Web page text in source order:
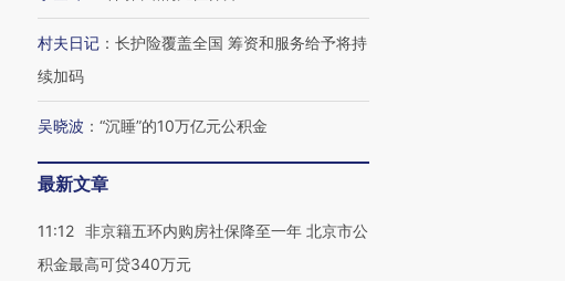
韩国高温创百年纪录 当局
警告停止一切户外活动
视线｜全球最热百城独占
97个 印度如何熬过48°C
38岁梅西上演帽子戏法
村夫日记 ： 长护险覆盖全国 筹资和服务给予将持
续加码
吴晓波 ： “沉睡”的10万亿元公积金
最新文章
11:12 非京籍五环内购房社保降至一年 北京市公
积金最高可贷340万元